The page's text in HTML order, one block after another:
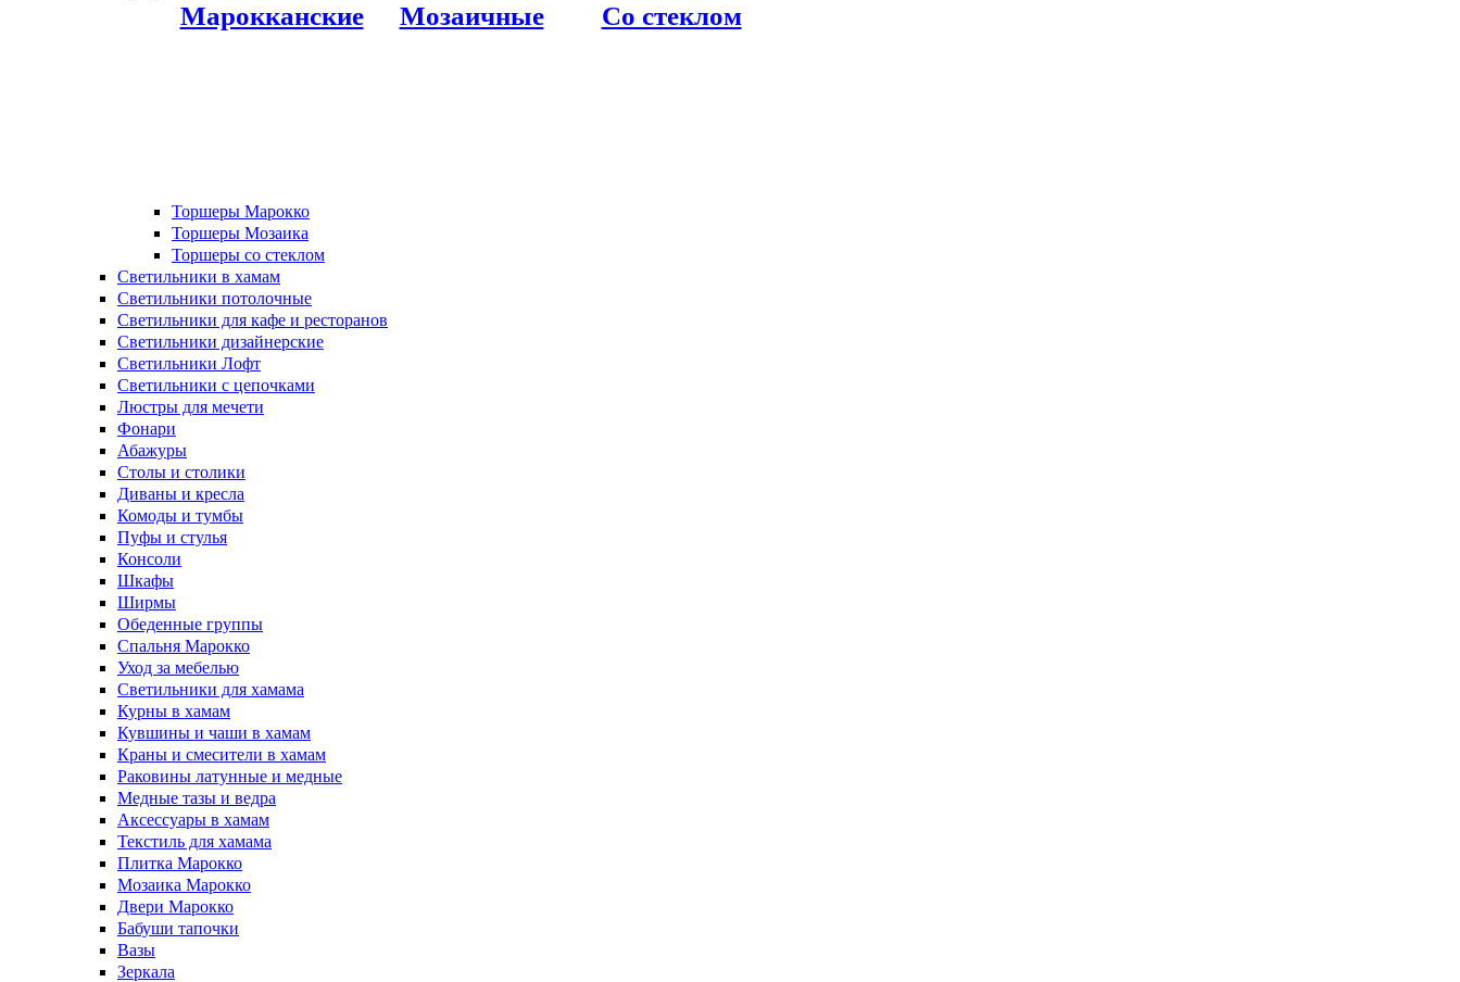
Марокканские Мозаичные Со стеклом
Торшеры Марокко
Торшеры Мозаика
Торшеры со стеклом
Светильники в хамам
Светильники потолочные
Светильники для кафе и ресторанов
Светильники дизайнерские
Светильники Лофт
Светильники с цепочками
Люстры для мечети
Фонари
Абажуры
Столы и столики
Диваны и кресла
Комоды и тумбы
Пуфы и стулья
Консоли
Шкафы
Ширмы
Обеденные группы
Спальня Марокко
Уход за мебелью
Светильники для хамама
Курны в хамам
Кувшины и чаши в хамам
Краны и смесители в хамам
Раковины латунные и медные
Медные тазы и ведра
Аксессуары в хамам
Текстиль для хамама
Плитка Марокко
Мозаика Марокко
Двери Марокко
Бабуши тапочки
Вазы
Зеркала